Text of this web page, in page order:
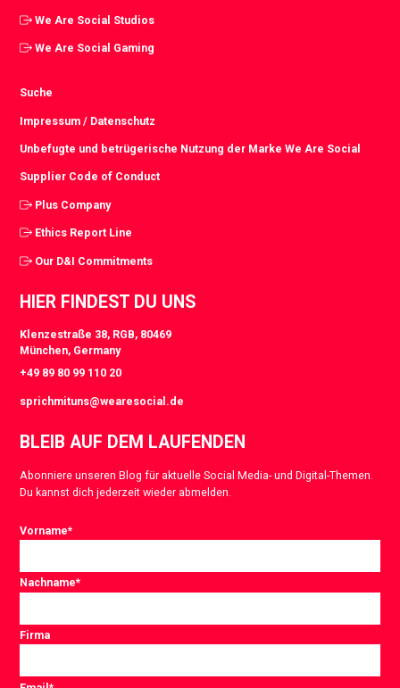
We Are Social Studios
We Are Social Gaming
Suche
Impressum / Datenschutz
Unbefugte und betrügerische Nutzung der Marke We Are Social
Supplier Code of Conduct
Plus Company
Ethics Report Line
Our D&I Commitments
HIER FINDEST DU UNS
Klenzestraße 38, RGB, 80469
München, Germany
+49 89 80 99 110 20
sprichmituns@wearesocial.de
BLEIB AUF DEM LAUFENDEN
Abonniere unseren Blog für aktuelle Social Media- und Digital-Themen.
Du kannst dich jederzeit wieder abmelden.
Vorname*
Nachname*
Firma